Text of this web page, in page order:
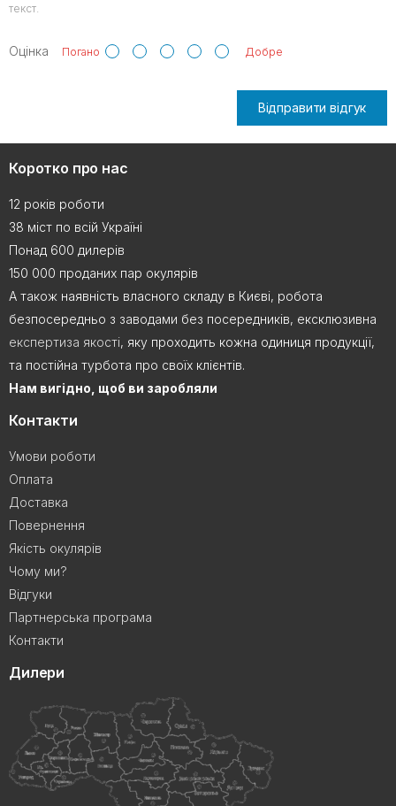
текст.
Оцінка Погано Добре
Відправити відгук
Коротко про нас
12 років роботи
38 міст по всій Україні
Понад 600 дилерів
150 000 проданих пар окулярів
А також наявність власного складу в Києві, робота
безпосередньо з заводами без посередників, ексклюзивна
експертиза якості, яку проходить кожна одиниця продукції,
та постійна турбота про своїх клієнтів.
Нам вигідно, щоб ви заробляли
Контакти
Умови роботи
Оплата
Доставка
Повернення
Якість окулярів
Чому ми?
Відгуки
Партнерська програма
Контакти
Дилери